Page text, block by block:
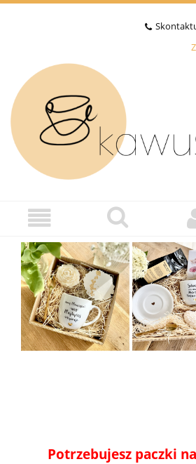
Potrzebujesz paczki